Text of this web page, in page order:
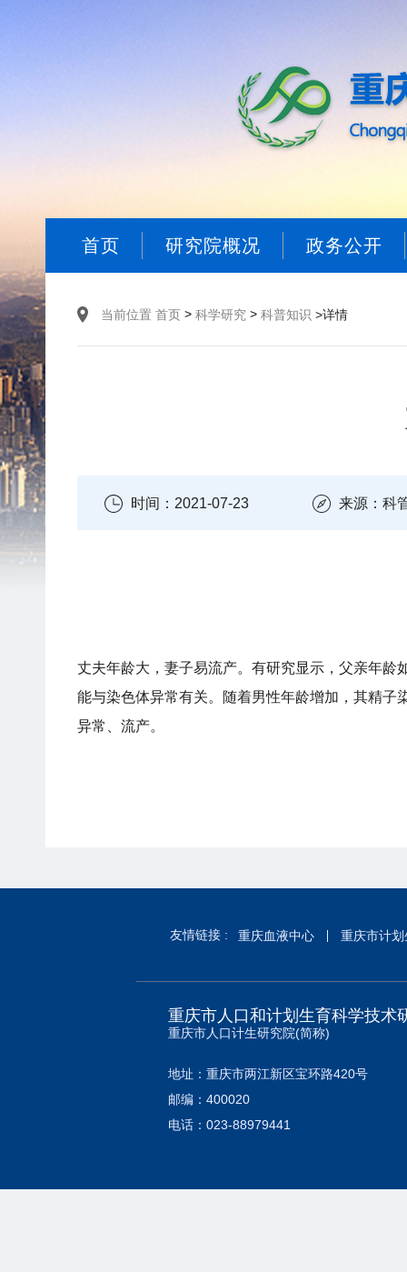
首页 研究院概况 政务公开
当前位置 首页 > 科学研究 > 科普知识 >详情
时间：2021-07-23 来源：科
丈夫年龄大，妻子易流产。有研究显示，父亲年龄
能与染色体异常有关。随着男性年龄增加，其精子
异常、流产。
友情链接 : 重庆血液中心 重庆市计
重庆市人口和计划生育科学技术
重庆市人口计生研究院(简称)
地址：重庆市两江新区宝环路420号
邮编：400020
电话：023-88979441